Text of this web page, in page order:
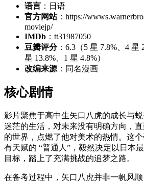
语言 ：日语
官方网站：https://
moviejp/
IMDb ：tt31987050
豆瓣评分：6.3（5 星 7.8%、4 星
星 13.8%、1 星 4.8%）
改编来源 ：同名漫画
核心剧情
影片聚焦于高中生矢口八虎的成长与
迷茫的生活，对未来没有明确方向，
的世界，点燃了他对美术的热情。这
有天赋的 “普通人”，毅然决定以日本
目标，踏上了充满挑战的追梦之路。
在备考过程中，矢口八虎并非一帆风